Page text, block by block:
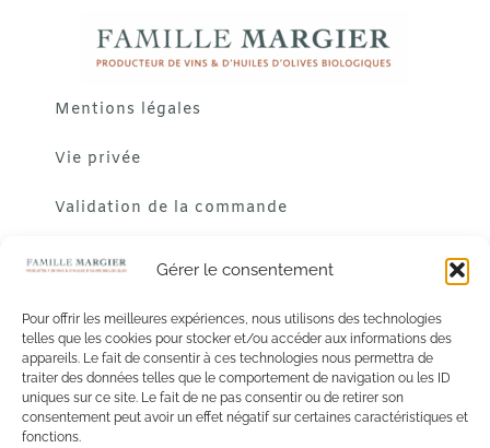
Gérer le consentement
Pour offrir les meilleures expériences, nous utilisons des technologies
telles que les cookies pour stocker et/ou accéder aux informations des
appareils. Le fait de consentir à ces technologies nous permettra de
traiter des données telles que le comportement de navigation ou les ID
uniques sur ce site. Le fait de ne pas consentir ou de retirer son
consentement peut avoir un effet négatif sur certaines caractéristiques et
fonctions.
Mentions légales
Vie privée
Validation de la commande